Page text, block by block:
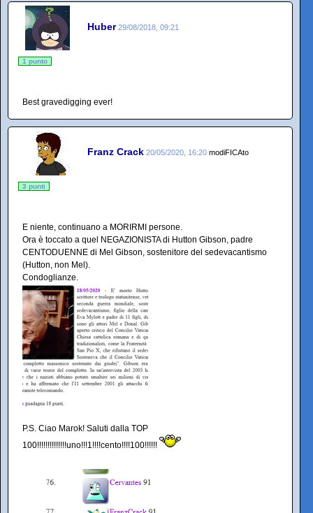
Huber 29/08/2018, 09:21
1 punto
Best gravedigging ever!
Franz Crack 20/05/2020, 16:20 modiFICAto
3 punti
E niente, continuano a MORIRMI persone.
Ora è toccato a quel NEGAZIONISTA di Hutton Gibson, padre
CENTODUENNE di Mel Gibson, sostenitore del sedevacantismo
(Hutton, non Mel).
Condoglianze.
P.S. Ciao Marok! Saluti dalla TOP
100!!!!!!!!!!!!!!uno!!!1!!!!cento!!!!100!!!!!!